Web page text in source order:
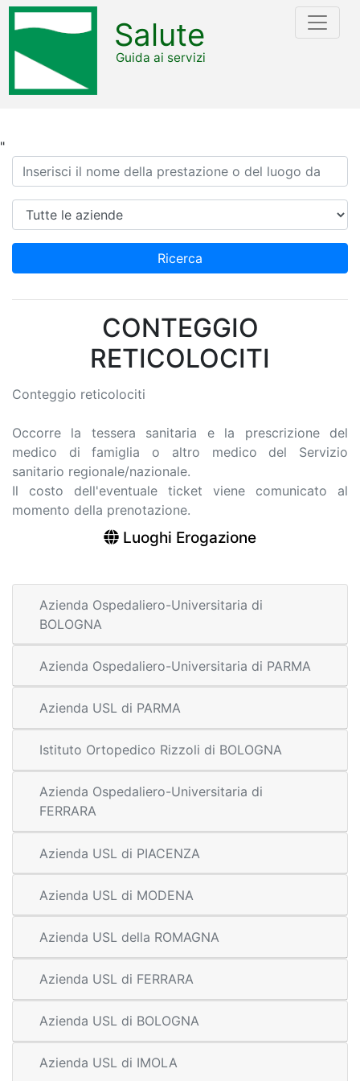
"
Salute
Guida ai servizi
Ricerca
Azienda
Ricerca
CONTEGGIO
RETICOLOCITI
Conteggio reticolociti
Occorre la tessera sanitaria e la prescrizione del
medico di famiglia o altro medico del Servizio
sanitario regionale/nazionale.
Il costo dell'eventuale ticket viene comunicato al
momento della prenotazione.
Luoghi Erogazione
Azienda Ospedaliero-Universitaria di
BOLOGNA
Azienda Ospedaliero-Universitaria di PARMA
Azienda USL di PARMA
Istituto Ortopedico Rizzoli di BOLOGNA
Azienda Ospedaliero-Universitaria di
FERRARA
Azienda USL di PIACENZA
Azienda USL di MODENA
Azienda USL della ROMAGNA
Azienda USL di FERRARA
Azienda USL di BOLOGNA
Azienda USL di IMOLA